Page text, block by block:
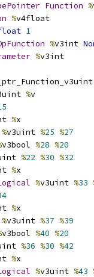
Function %
%v4float
1
%v3int
%v3int
%v
%x
%v3uint %25 %27
v3bool %28 %20
%22 %30 %32
%x
%v3uint %33
%x
%v3uint %37 %39
v3bool %40 %20
%36 %30 %42
%x
%v3uint %43